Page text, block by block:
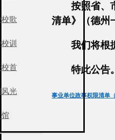
按照省、
清单》（德州
我们将根
特此公告。
事业单位政事权限清单
歌
训
首
光